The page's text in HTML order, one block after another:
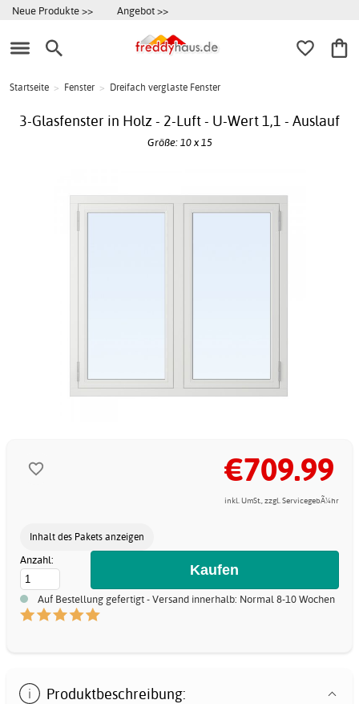
Neue Produkte >> Angebot >>
Startseite > Fenster > Dreifach verglaste Fenster
3-Glasfenster in Holz - 2-Luft - U-Wert 1,1 - Auslauf
Größe: 10 x 15
€709.99
inkl. UmSt., zzgl. ServicegebÃ¼hr
Inhalt des Pakets anzeigen
Anzahl:
Auf Bestellung gefertigt - Versand innerhalb: Normal 8-10 Wochen
Produktbeschreibung: